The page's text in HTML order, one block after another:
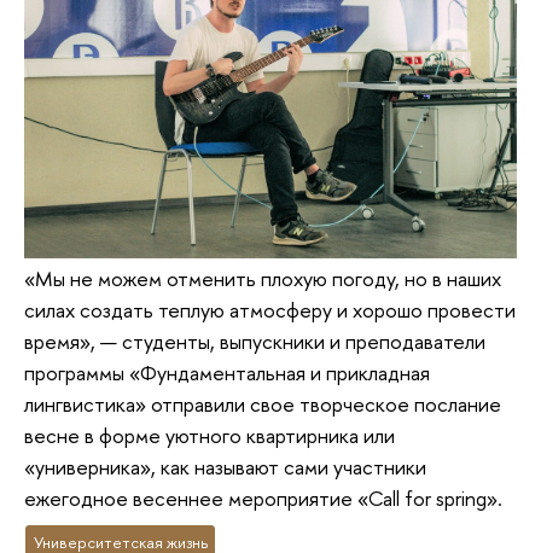
«Мы не можем отменить плохую погоду, но в наших
силах создать теплую атмосферу и хорошо провести
время», — студенты, выпускники и преподаватели
программы «Фундаментальная и прикладная
лингвистика» отправили свое творческое послание
весне в форме уютного квартирника или
«универника», как называют сами участники
ежегодное весеннее мероприятие «Call for spring».
Университетская жизнь